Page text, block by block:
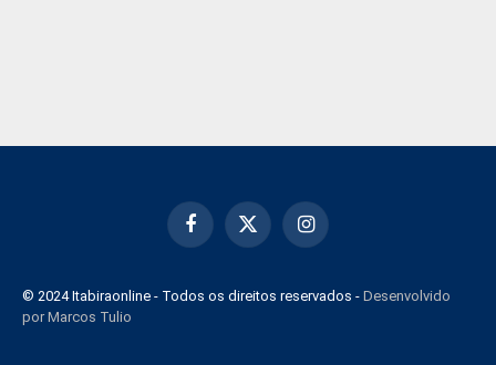
Facebook
X
Instagram
© 2024 Itabiraonline - Todos os direitos reservados - Desenvolvido
por Marcos Tulio